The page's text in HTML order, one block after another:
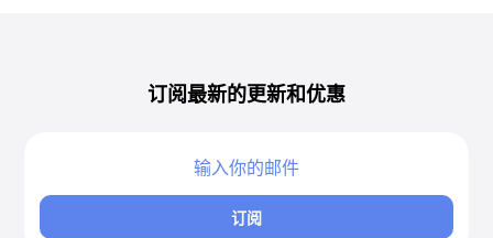
订阅最新的更新和优惠
订阅